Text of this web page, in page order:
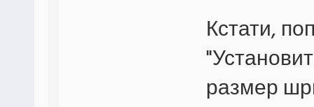
Кстати,
размер